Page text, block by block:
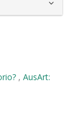
, AusArt: